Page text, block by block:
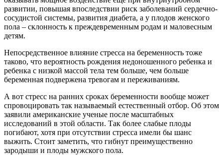
развитии, повышая впоследствии риск заболеваний сердечно-
сосудистой системы, развития диабета, а у плодов женского
пола – склонность к преждевременным родам и маловесным
детям.
Непосредственное влияние стресса на беременность тоже
таково, что вероятность рождения недоношенного ребенка и
ребенка с низкой массой тела тем больше, чем больше
беременная подвержена тревогам и переживаниям.
А вот стресс на ранних сроках беременности вообще может
спровоцировать так называемый естественный отбор. Об этом
заявили американские ученые после масштабных
исследований в этой области. Так более слабые плоды
погибают, хотя при отсутствии стресса имели бы шанс
выжить. Стоит заметить, что гибнут преимущественно
зародыши и плоды мужского пола.